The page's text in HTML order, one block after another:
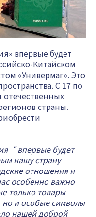
впервые будет
Китайском
«Универмаг». Это
С 17 по
отечественных
страны.
впервые будет
нашу страну
отношения и
особенно важно
только товары
но и особые символы
нашей доброй